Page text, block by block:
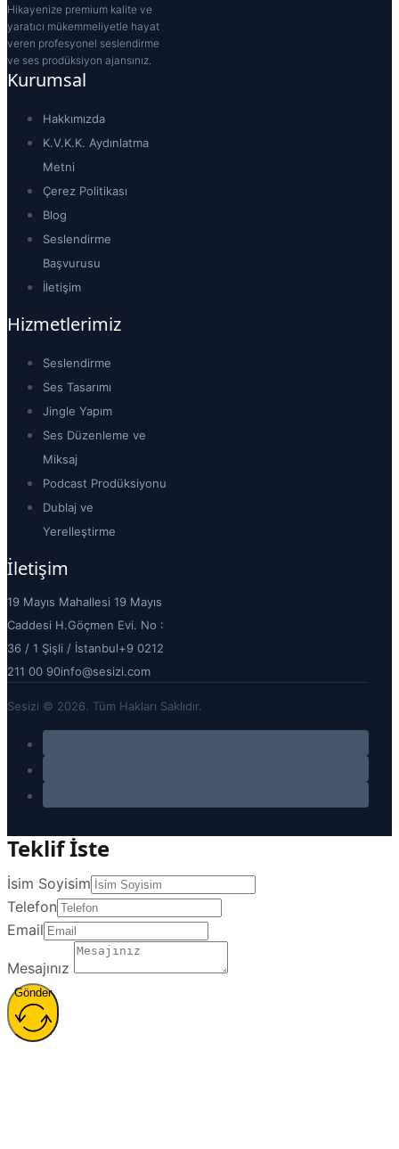
Hikayenize premium kalite ve
yaratıcı mükemmeliyetle hayat
veren profesyonel seslendirme
ve ses prodüksiyon ajansınız.
Kurumsal
Hakkımızda
K.V.K.K. Aydınlatma
Metni
Çerez Politikası
Blog
Seslendirme
Başvurusu
İletişim
Hizmetlerimiz
Seslendirme
Ses Tasarımı
Jingle Yapım
Ses Düzenleme ve
Miksaj
Podcast Prodüksiyonu
Dublaj ve
Yerelleştirme
İletişim
19 Mayıs Mahallesi 19 Mayıs
Caddesi H.Göçmen Evi. No :
36 / 1 Şişli / İstanbul+9 0212
211 00 90info@sesizi.com
Sesizi © 2026. Tüm Hakları Saklıdır.
Teklif İste
İsim Soyisim
Telefon
Email
Mesajınız
Gönder